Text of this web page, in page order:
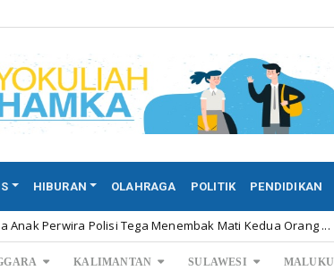
HIBURAN OLAHRAGA POLITIK PENDIDIKAN
Polisi Tega Menembak Mati Kedua Orang ... Kalbar
KALIMANTAN SULAWESI MALUKU